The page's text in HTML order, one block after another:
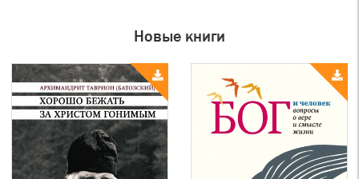
Новые книги